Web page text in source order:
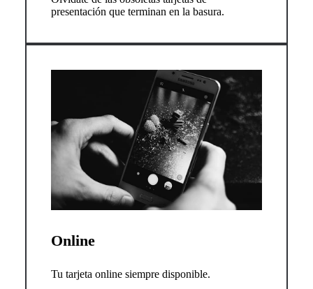
presentación que terminan en la basura.
Online
Tu tarjeta online siempre disponible.